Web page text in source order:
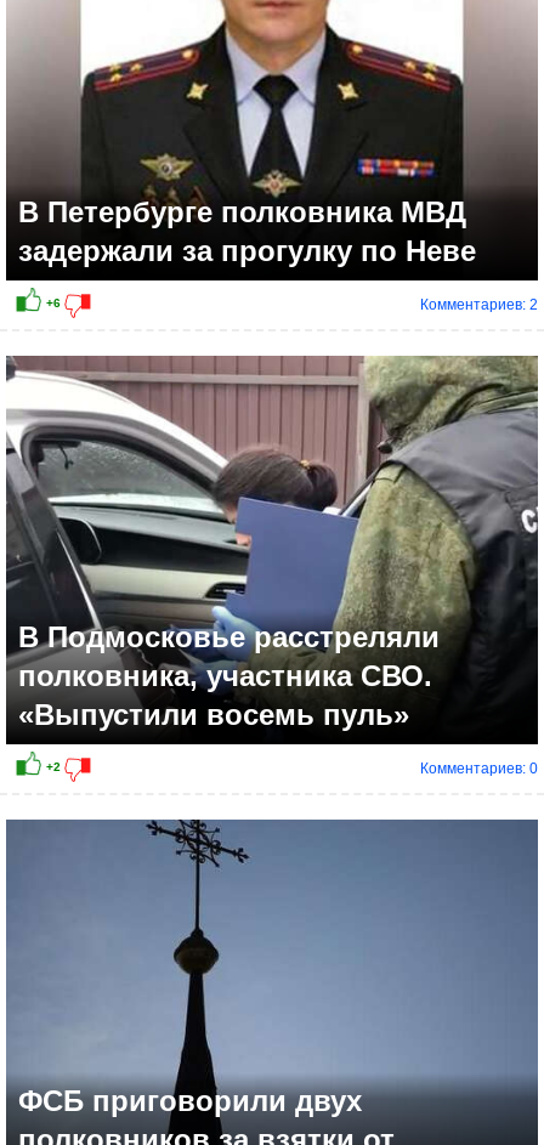
В Петербурге полковника МВД
задержали за прогулку по Неве
Комментариев: 2
В Подмосковье расстреляли
полковника, участника СВО.
«Выпустили восемь пуль»
Комментариев: 0
ФСБ приговорили двух